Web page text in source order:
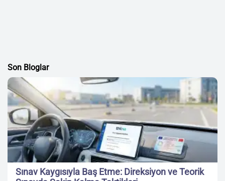
Son Bloglar
Sınav Kaygısıyla Baş Etme: Direksiyon ve Teorik